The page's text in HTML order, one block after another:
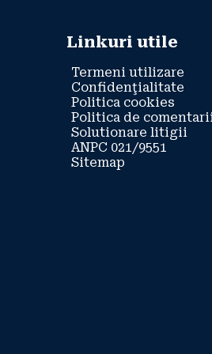
Linkuri utile
Termeni utilizare
Confidenţialitate
Politica cookies
Politica de
Solutionare litigii
ANPC 021/9551
Sitemap